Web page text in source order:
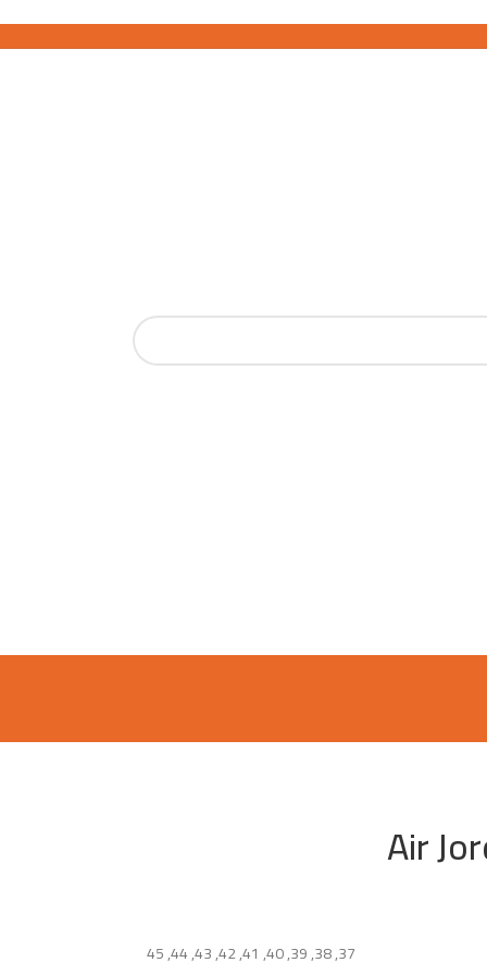
Air
37
,
38
,
39
,
40
,
41
,
42
,
43
,
44
,
45